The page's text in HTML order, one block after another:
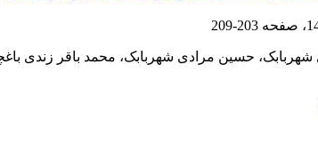
203-209
حسین مرادی شهربابک، محمد باقر زندی